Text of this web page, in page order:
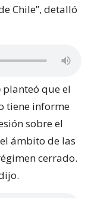
Chile”, detalló
planteó que el
tiene informe
sobre el
ámbito de las
cerrado.